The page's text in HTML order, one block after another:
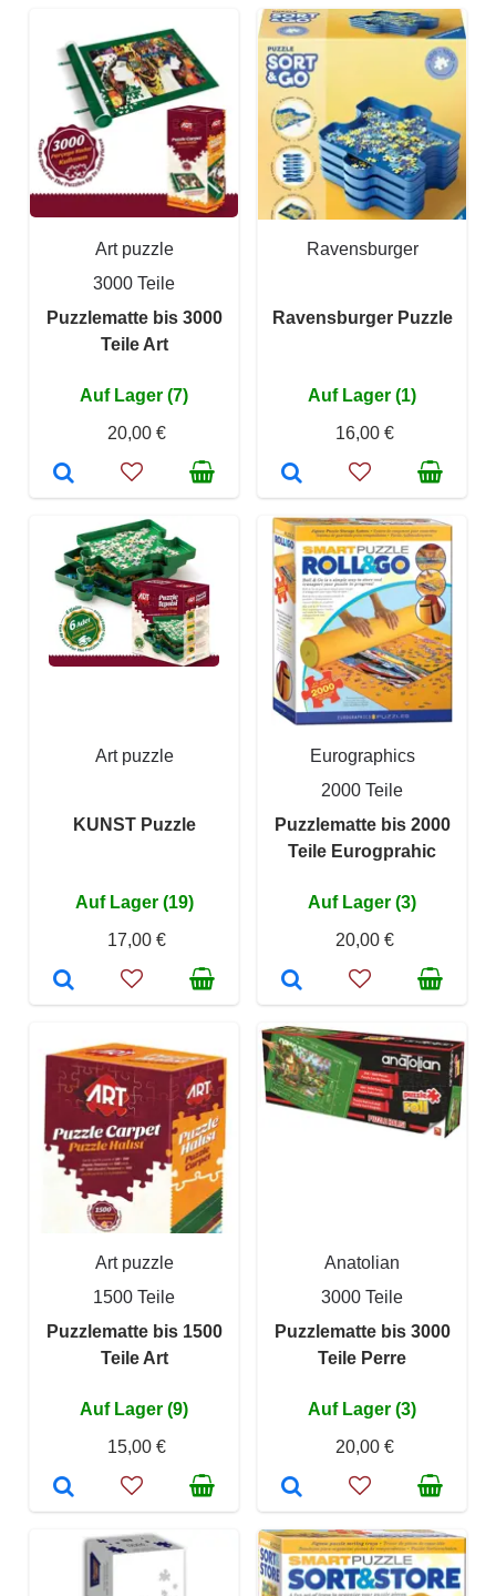
Art puzzle
3000 Teile
Puzzlematte bis 3000
Teile Art
Auf Lager (7)
20,00 €
Ravensburger
Ravensburger Puzzle
Auf Lager (1)
16,00 €
Art puzzle
KUNST Puzzle
Auf Lager (19)
17,00 €
Eurographics
2000 Teile
Puzzlematte bis 2000
Teile Eurogprahic
Auf Lager (3)
20,00 €
Art puzzle
1500 Teile
Puzzlematte bis 1500
Teile Art
Auf Lager (9)
15,00 €
Anatolian
3000 Teile
Puzzlematte bis 3000
Teile Perre
Auf Lager (3)
20,00 €